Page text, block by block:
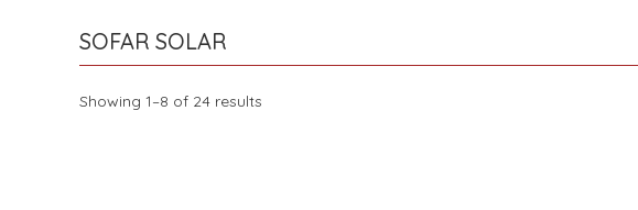
SOFAR SOLAR
Showing 1–8 of 24 results